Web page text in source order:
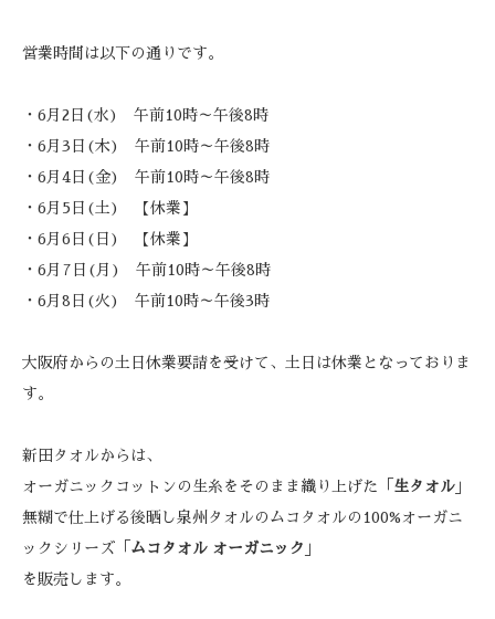
営業時間は以下の通りです。
・6月2日(水) 午前10時～午後8時
・6月3日(木) 午前10時～午後8時
・6月4日(金) 午前10時～午後8時
・6月5日(土) 【休業】
・6月6日(日) 【休業】
・6月7日(月) 午前10時～午後8時
・6月8日(火) 午前10時～午後3時
大阪府からの土日休業要請を受けて、土日は休業となっておりま
す。
新田タオルからは、
オーガニックコットンの生糸をそのまま織り上げた「 生タオル 」
無糊で仕上げる後晒し泉州タオルのムコタオルの100%オーガニ
ックシリーズ「 ムコタオル オーガニック 」
を販売します。